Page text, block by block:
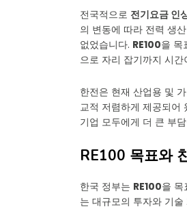
전국적으로 전기요금 인
의 변동에 따라 전력 생
없었습니다. RE100을 목
으로 자리 잡기까지 시간
한전은 현재 산업용 및
교적 저렴하게 제공되어
기업 모두에게 더 큰 부
RE100 목표와
한국 정부는 RE100을 목
는 대규모의 투자와 기